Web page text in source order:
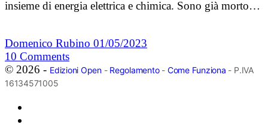
insieme di energia elettrica e chimica. Sono già morto…
Domenico Rubino 01/05/2023
10 Comments
© 2026 - Edizioni Open- Regolamento- Come Funziona - P.IVA
16134571005